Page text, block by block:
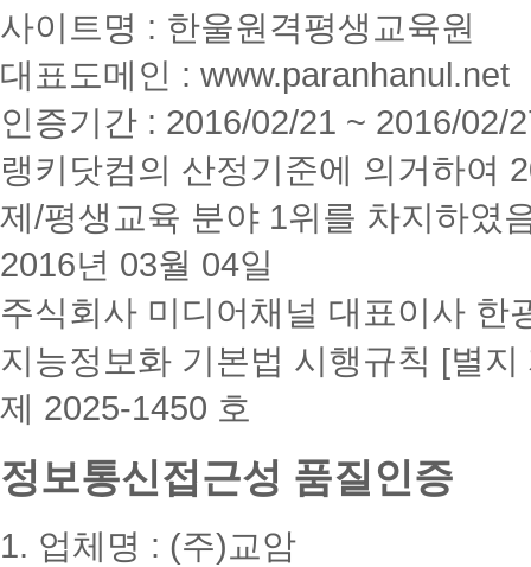
사이트명 : 한울원격평생교육원
대표도메인 : www.paranhanul.net
인증기간 : 2016/02/21 ~ 2016/02/
랭키닷컴의 산정기준에 의거하여
제/평생교육 분야 1위를 차지하였
2016년 03월 04일
주식회사 미디어채널 대표이사 한
지능정보화 기본법 시행규칙 [별지
제 2025-1450 호
정보통신접근성 품질인증
1. 업체명 : (주)교암